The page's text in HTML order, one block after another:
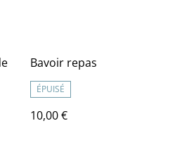
Bavoir repas
ÉPUISÉ
10,00 €